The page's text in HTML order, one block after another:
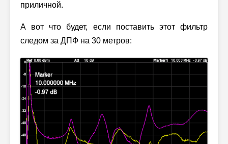
приличной.
А вот что будет, если поставить этот фильтр
следом за ДПФ на 30 метров: